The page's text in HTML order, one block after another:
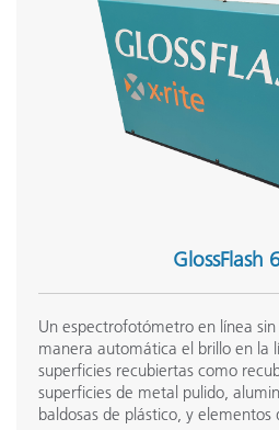
GlossFlash
Un espectrofotómetro en línea
manera automática el brillo en la
superficies recubiertas como
superficies de metal pulido,
baldosas de plástico, y